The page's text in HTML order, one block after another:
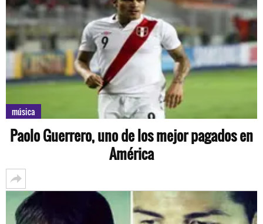
música
Paolo Guerrero, uno de los mejor pagados en
América